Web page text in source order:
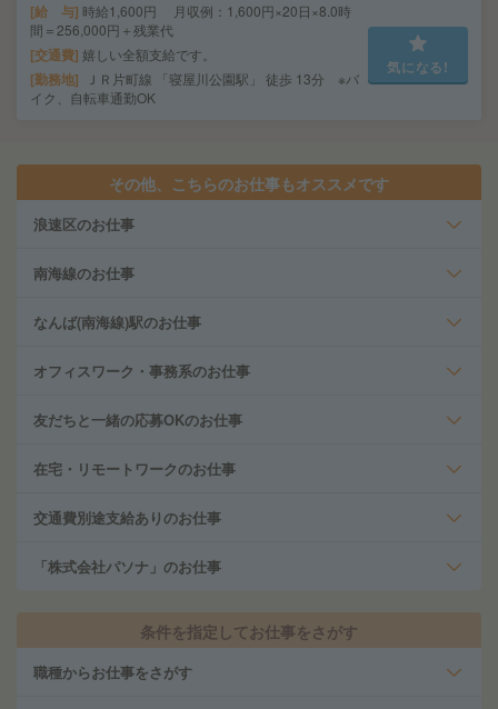
給 与 時給1,600円 月収例：1,600円×20日×8.0時
間＝256,000円＋残業代
交通費 嬉しい全額支給です。
勤務地
ＪＲ片町線 「寝屋川公園駅」 徒歩 13分 ※バ
イク、自転車通勤OK
気になる!
その他、こちらのお仕事もオススメです
浪速区のお仕事
南海線のお仕事
なんば(南海線)駅のお仕事
オフィスワーク・事務系のお仕事
友だちと一緒の応募OKのお仕事
在宅・リモートワークのお仕事
交通費別途支給ありのお仕事
「株式会社パソナ」のお仕事
条件を指定してお仕事をさがす
職種からお仕事をさがす